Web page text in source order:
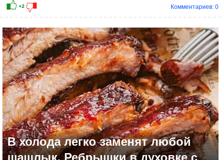
+10
Комментариев: 0
В холода легко заменят любой